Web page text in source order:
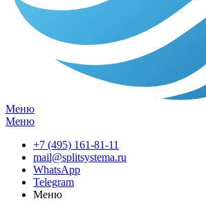
Меню
Меню
+7 (495) 161-81-11
mail@splitsystema.ru
WhatsApp
Telegram
Меню